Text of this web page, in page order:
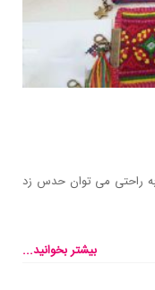
به راحتی می توان حدس زد
بیشتر بخوانید...